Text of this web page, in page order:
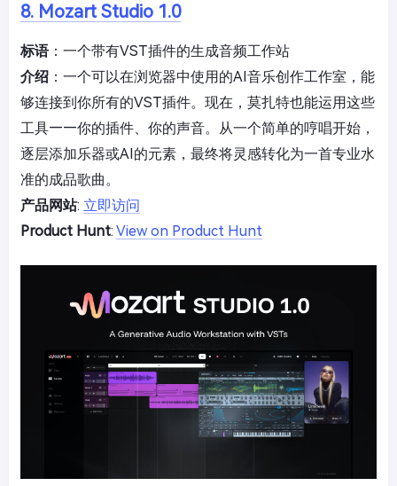
8. Mozart Studio 1.0
标语：一个带有VST插件的生成音频工作站
介绍 ：一个可以在浏览器中使用的AI音乐创作工作室，能
够连接到你所有的VST插件。现在，莫扎特也能运用这些
工具——你的插件、你的声音。从一个简单的哼唱开始，
逐层添加乐器或AI的元素，最终将灵感转化为一首专业水
准的成品歌曲。
产品网站: 立即访问
Product Hunt: View on Product Hunt